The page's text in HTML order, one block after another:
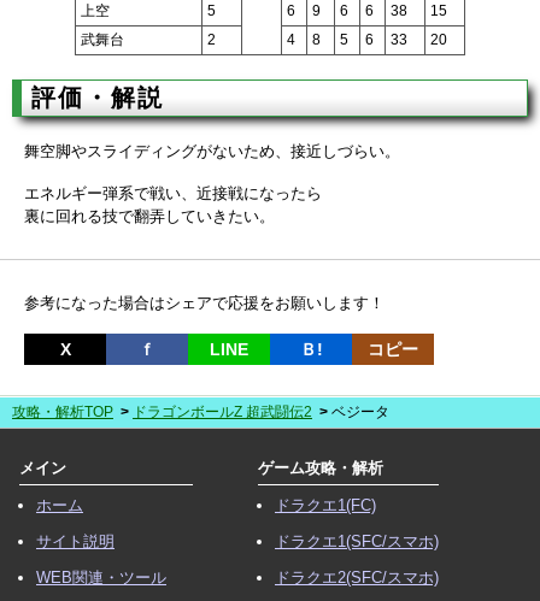
上空
5 6 9 6 6 38
15
武舞台
2 4 8 5 6 33 20
評価・解説
舞空脚やスライディングがないため、接近しづらい。
エネルギー弾系で戦い、近接戦になったら
裏に回れる技で翻弄していきたい。
参考になった場合はシェアで応援をお願いします！
X ｆ LINE Ｂ! コピー
攻略・解析TOP ドラゴンボールZ 超武闘伝2 ベジータ
メイン
ホーム
サイト説明
WEB関連・ツール
ゲーム攻略・解析
ドラクエ1(FC)
ドラクエ1(SFC/スマホ)
ドラクエ2(SFC/スマホ)